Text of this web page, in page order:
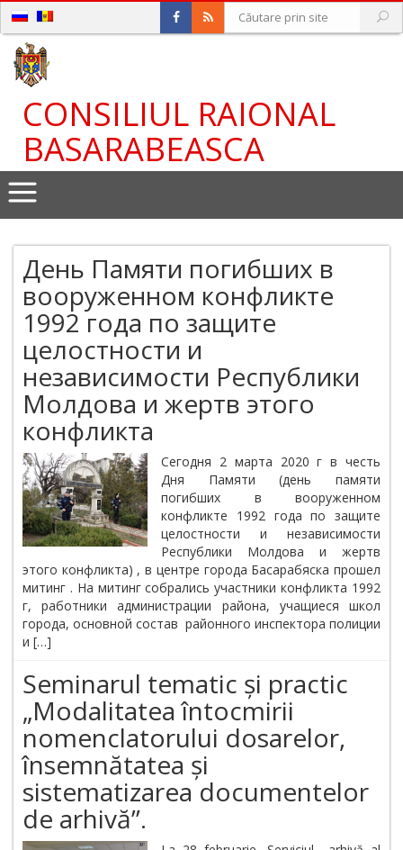
CONSILIUL RAIONAL
BASARABEASCA
День Памяти погибших в
вооруженном конфликте
1992 года по защите
целостности и
независимости Республики
Молдова и жертв этого
конфликта
Сегодня 2 марта 2020 г в честь
Дня Памяти (день памяти
погибших в вооруженном
конфликте 1992 года по защите
целостности и независимости
Республики Молдова и жертв
этого конфликта) , в центре города Басарабяска прошел
митинг . На митинг собрались участники конфликта 1992
г, работники администрации района, учащиеся школ
города, основной состав районного инспектора полиции
и […]
Seminarul tematic și practic
„Modalitatea întocmirii
nomenclatorului dosarelor,
însemnătatea și
sistematizarea documentelor
de arhivă”.